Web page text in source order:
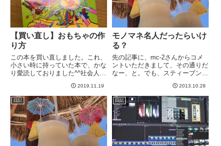
【買い直し】おもちゃの作
り方
この本を買い直しました。これ、
小さい時に持っていた本で、かな
り愛読しておりました^^社会人に
ち子供に作ってあげることもある
かもしれない、、、とおもってと
っておいたのですが、さあそろそ
ろ出そうと思ったら見つからな...
2019.11.19
モノマネ名人だったらいけ
る？
先の記事に、mc-2さんからコメ
ントいただきまして、その通りだ
なー、と。でも、スティーブン・
ーだけじゃなく、世界的なバンド
にはそれぞれOne & Onlyの魅力
があるはず。なかなか真似できる
もんではないですよね...
2013.10.28
日記 日記